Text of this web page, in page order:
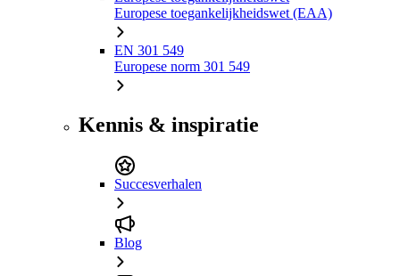
Europese toegankelijkheidswet (EAA)
EN 301 549
Europese norm 301 549
Kennis & inspiratie
Succesverhalen
Blog